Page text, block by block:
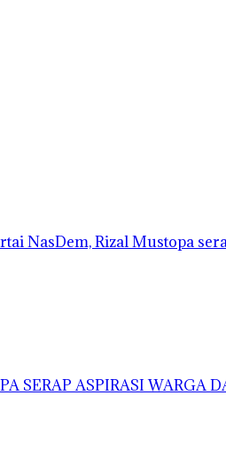
NasDem, Rizal Mustopa
SERAP ASPIRASI WARGA